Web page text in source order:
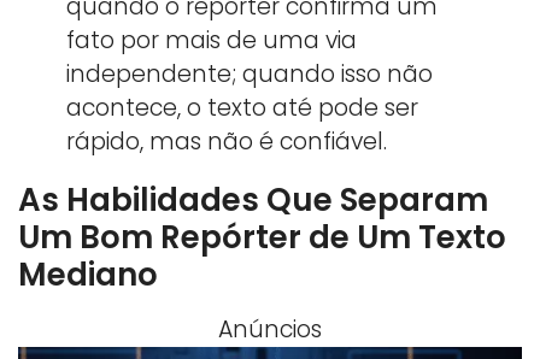
quando o repórter confirma um
fato por mais de uma via
independente; quando isso não
acontece, o texto até pode ser
rápido, mas não é confiável.
As Habilidades Que Separam
Um Bom Repórter de Um Texto
Mediano
Anúncios